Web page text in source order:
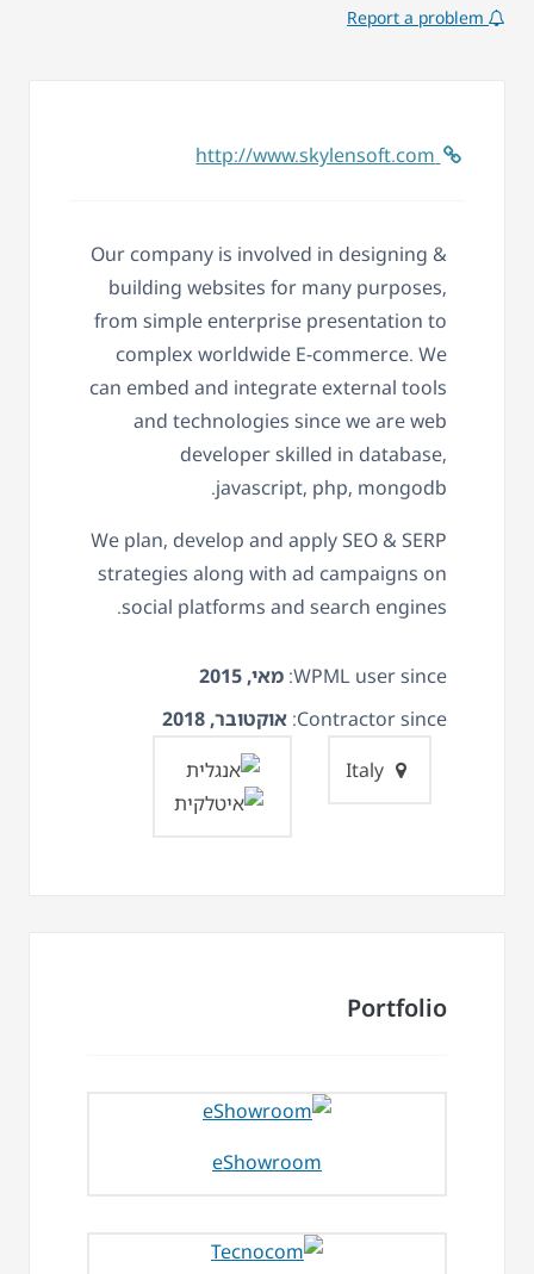
Our company is involved in designing &
building websites for many purposes,
from simple enterprise presentation to
complex worldwide E-commerce. We
can embed and integrate external tools
and technologies since we are web
developer skilled in database,
javascript, php, mongodb.
We plan, develop and apply SEO & SERP
strategies along with ad campaigns on
social platforms and search engines.
WPML user since: מאי, 2015
Contractor since: אוקטובר, 2018
Portfolio
eShowroom